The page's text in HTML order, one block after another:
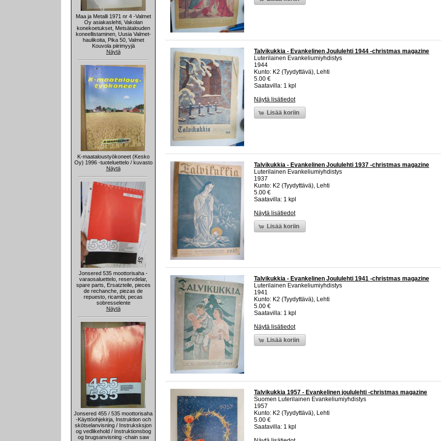
Maa ja Metalli 1971 nr 4 -Valmet
Oy asiakaslehti, Vakolan
konekoetukset, Metsätalouden
koneellistaminen, Uusia Valmet-
haulikoita, Pika 50, Valmet
Kouvola piirimyyjä
Näytä
K-maataloustyökoneet (Kesko
Oy) 1996 -tuoteluettelo / kuvasto
Näytä
Jonsered 535 moottorisaha -
varaosaluettelo, reservdelar,
spare parts, Ersatzteile, pieces
de rechanche, piezas de
repuesto, ricambi, pecas
sobresselente
Näytä
Jonsered 455 / 535 moottorisaha
-Käyttöohjekirja, Instruktion och
skötselanvisning / Instruksksjon
og vedlikehold / Instruktionsbog
og brugsanvisning -chain saw
Talvikukkia - Evankelinen Joululehti 1944 -christmas magazine
Luterilainen Evankeliumiyhdistys
1944
Kunto: K2 (Tyydyttävä), Lehti
5.00 €
Saatavilla: 1 kpl
Näytä lisätiedot
Lisää koriin
Talvikukkia - Evankelinen Joululehti 1937 -christmas magazine
Luterilainen Evankeliumiyhdistys
1937
Kunto: K2 (Tyydyttävä), Lehti
5.00 €
Saatavilla: 1 kpl
Näytä lisätiedot
Lisää koriin
Talvikukkia - Evankelinen Joululehti 1941 -christmas magazine
Luterilainen Evankeliumiyhdistys
1941
Kunto: K2 (Tyydyttävä), Lehti
5.00 €
Saatavilla: 1 kpl
Näytä lisätiedot
Lisää koriin
Talvikukkia 1957 - Evankelinen joululehti -christmas magazine
Suomen Luterilainen Evankeliumiyhdistys
1957
Kunto: K2 (Tyydyttävä), Lehti
5.00 €
Saatavilla: 1 kpl